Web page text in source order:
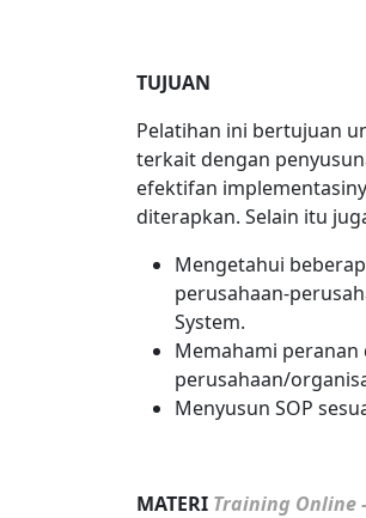
TUJUAN
Pelatihan ini bertujuan
terkait dengan
efektifan
diterapkan. Selain itu
Mengetahui
perusahaan-
System.
Memahami peranan
perusahaan/
Menyusun SOP
MATERI Training Online